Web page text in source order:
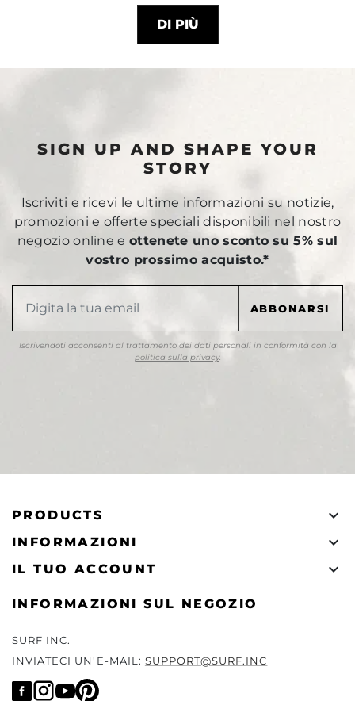
DI PIÙ
SIGN UP AND SHAPE YOUR
STORY
Iscriviti e ricevi le ultime informazioni su notizie,
promozioni e offerte speciali disponibili nel nostro
negozio online eottenete uno sconto su 5% sul
vostro prossimo acquisto.*
Iscrivendoti acconsenti al trattamento dei dati personali in conformità con la
politica sulla privacy.
PRODUCTS 
INFORMAZIONI 
IL TUO ACCOUNT 
INFORMAZIONI SUL NEGOZIO
SURF INC.
INVIATECI UN'E-MAIL: SUPPORT@SURF.INC